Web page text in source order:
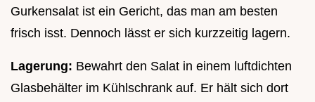
Gurkensalat ist ein Gericht, das man am besten
frisch isst. Dennoch lässt er sich kurzzeitig lagern.
Lagerung: Bewahrt den Salat in einem luftdichten
Glasbehälter im Kühlschrank auf. Er hält sich dort